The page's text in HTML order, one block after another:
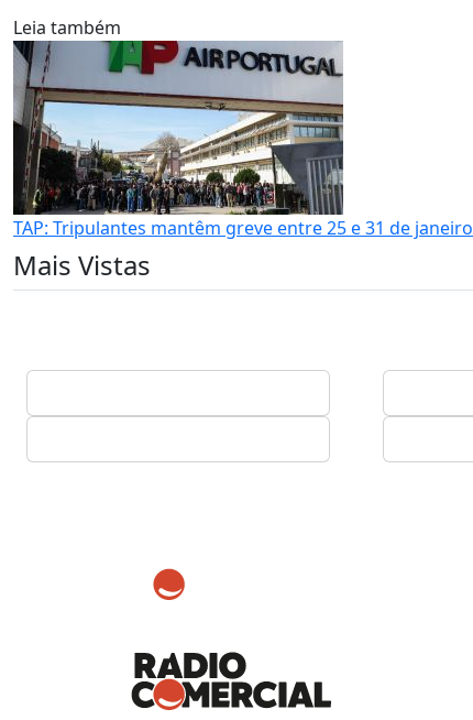
Leia também
TAP: Tripulantes mantêm greve entre 25 e 31 de janeiro
Mais Vistas